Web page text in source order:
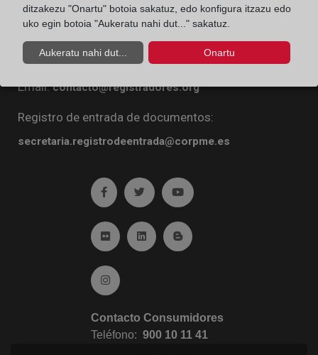
Diego de León, 21. 28006 Madrid
Teléfono:91 270 16 99
Fax:91 564 11 59
Email:contacto@registradores.org
Registro de entrada de documentos:
secretaria.registrodeentrada@corpme.es
Ir a facebook (abre en ventana nueva)
Ir a twitter (abre en ventana nueva)
Ir a YouTube (abre en
Ir a Flickr (abre en ventana nueva)
Ir a Linkedin (abre en ventana nueva)
Ir al Blog (abre en ventana
Ir a Instagram (abre en ventana nueva)
Contacto Consumidores
Teléfono: 900 10 11 41
ditzakezu "Onartu" botoia sakatuz, edo konfigura itzazu edo
uko egin botoia "Aukeratu nahi dut..." sakatuz.
Aukeratu nahi dut... Onartu